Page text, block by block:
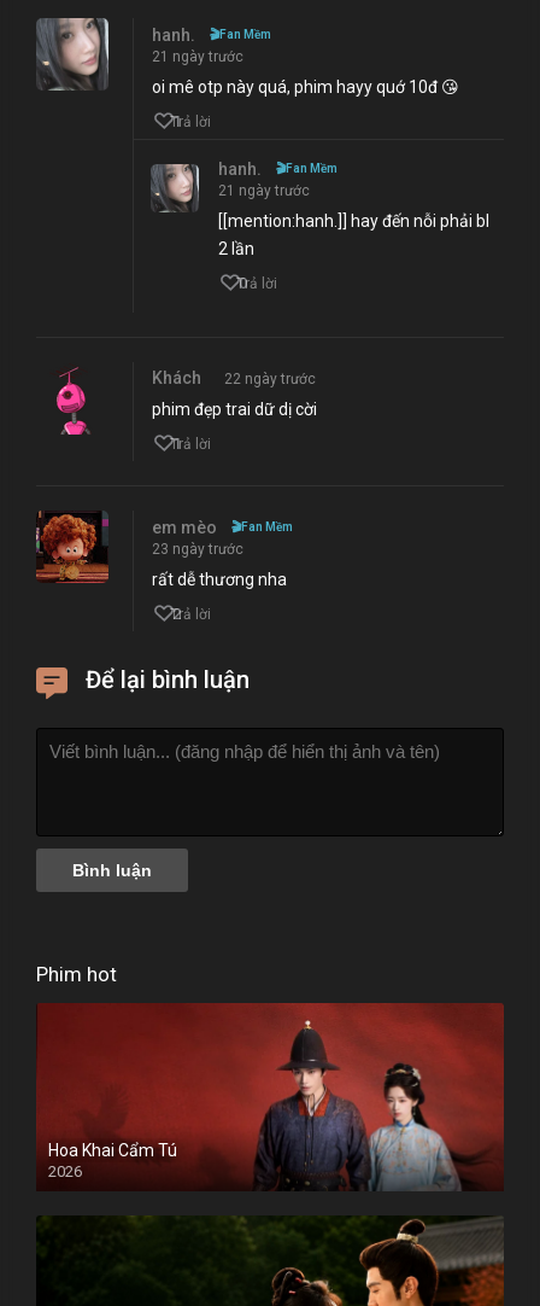
hanh. 🎬Fan Mềm
21 ngày trước
oi mê otp này quá, phim hayy quớ 10đ 😘
1
Trả lời
hanh. 🎬Fan Mềm
21 ngày trước
[[mention:hanh.]] hay đến nỗi phải bl
2 lần
0
Trả lời
Khách 22 ngày trước
phim đẹp trai dữ dị cời
1
Trả lời
em mèo 🎬Fan Mềm
23 ngày trước
rất dễ thương nha
2
Trả lời
Để lại bình luận
Phim hot
Hoa Khai Cẩm Tú
2026